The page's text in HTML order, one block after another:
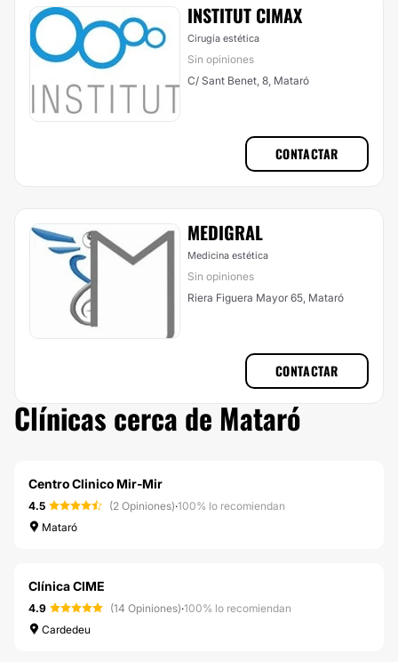
INSTITUT CIMAX
Cirugía estética
Sin opiniones
C/ Sant Benet, 8, Mataró
CONTACTAR
MEDIGRAL
Medicina estética
Sin opiniones
Riera Figuera Mayor 65, Mataró
CONTACTAR
Clínicas cerca de Mataró
Centro Clinico Mir-Mir
4.5 (2 Opiniones)·100% lo recomiendan
Mataró
Clínica CIME
4.9 (14 Opiniones)·100% lo recomiendan
Cardedeu